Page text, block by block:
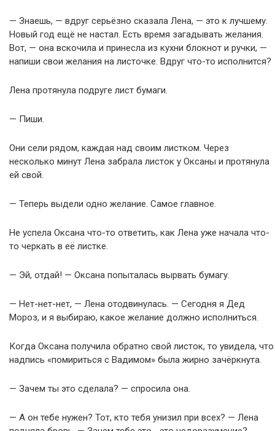
— Знаешь, — вдруг серьёзно сказала Лена, — это к лучшему.
Новый год ещё не настал. Есть время загадывать желания.
Вот, — она вскочила и принесла из кухни блокнот и ручки, —
напиши свои желания на листочке. Вдруг что-то исполнится?
Лена протянула подруге лист бумаги.
— Пиши.
Они сели рядом, каждая над своим листком. Через
несколько минут Лена забрала листок у Оксаны и протянула
ей свой.
— Теперь выдели одно желание. Самое главное.
Не успела Оксана что-то ответить, как Лена уже начала что-
то черкать в её листке.
— Эй, отдай! — Оксана попыталась вырвать бумагу.
— Нет-нет-нет, — Лена отодвинулась. — Сегодня я Дед
Мороз, и я выбираю, какое желание должно исполниться.
Когда Оксана получила обратно свой листок, то увидела, что
надпись «помириться с Вадимом» была жирно зачёркнута.
— Зачем ты это сделала? — спросила она.
— А он тебе нужен? Тот, кто тебя унизил при всех? — Лена